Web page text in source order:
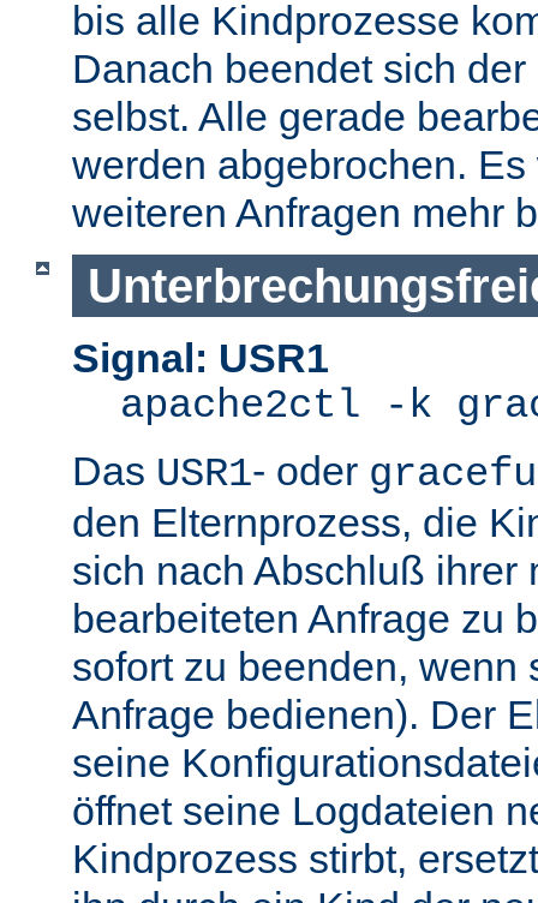
bis alle Kindprozesse
Danach beendet sich
selbst. Alle gerade
werden abgebrochen.
weiteren Anfragen mehr
Signal: USR1
apache2ctl -k
Das USR1- oder
den Elternprozess, die
sich nach Abschluß ihrer
bearbeiteten Anfrage zu
sofort zu beenden, wenn
Anfrage bedienen). Der
seine
öffnet seine Logdateien
Kindprozess stirbt,